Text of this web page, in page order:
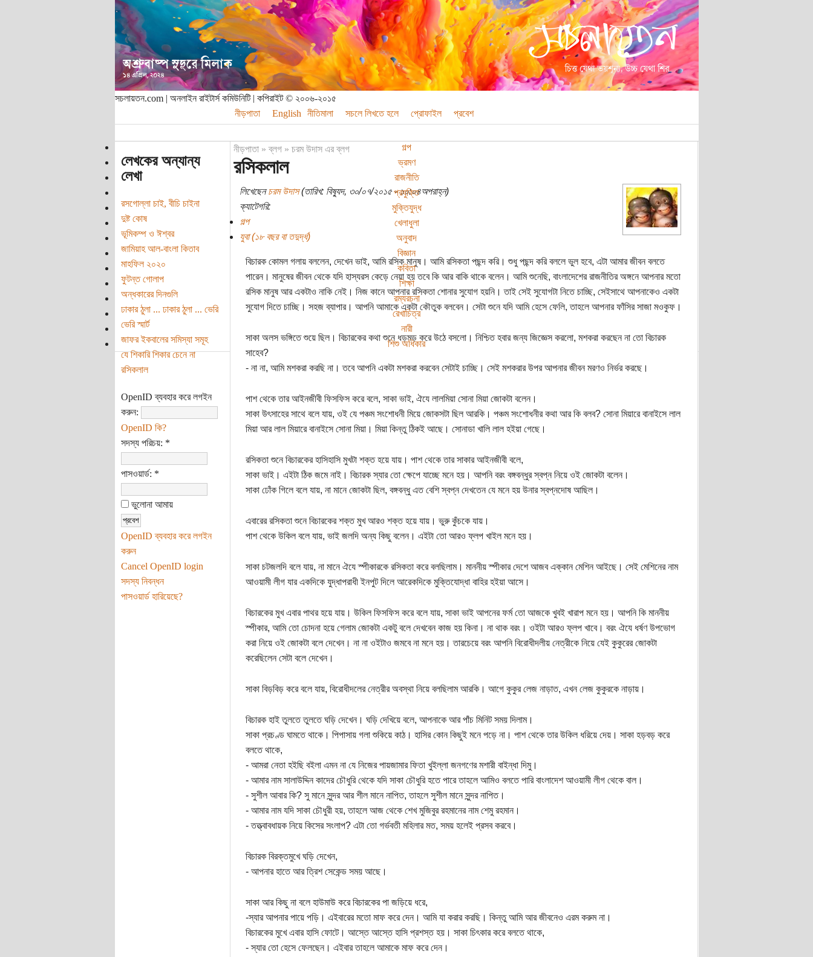
সচলায়তন.com | অনলাইন রাইটার্স কমিউনিটি | কপিরাইট © ২০০৬-২০১৫
নীড়পাতা
English নীতিমালা সচলে লিখতে হলে প্রোফাইল প্রবেশ
গল্প
ভ্রমণ
রাজনীতি
প্রযুক্তি
মুক্তিযুদ্ধ
খেলাধুলা
অনুবাদ
বিজ্ঞান
কবিতা
শিক্ষা
রম্যরচনা
রেখাচিত্র
নারী
শিশু অধিকার
লেখকের অন্যান্য
লেখা
রসগোল্লা চাই, বীচি চাইনা
দুষ্ট কোষ
ভূমিকম্প ও ঈশ্বর
জামিয়াহ আল-বাংলা কিতাব
মাহফিল ২০২০
ফুটন্ত গোলাপ
অন্ধকারের দিনগুলি
ঢাকার ঠুলা ... ঢাকার ঠুলা ... ভেরি
ভেরি স্মার্ট
জাফর ইকবালের সমিস্যা সমূহ
যে শিকারি শিকার চেনে না
রসিকলাল
OpenID ব্যবহার করে লগইন
করুন:
OpenID কি?
সদস্য পরিচয়: *
পাসওয়ার্ড: *
ভুলোনা আমায়
OpenID ব্যবহার করে লগইন
করুন
Cancel OpenID login
সদস্য নিবন্ধন
পাসওয়ার্ড হারিয়েছে?
নীড়পাতা»ব্লগ» চরম উদাস এর ব্লগ
রসিকলাল
লিখেছেনচরম উদাস(তারিখ: বিষ্যুদ, ৩০/০৭/২০১৫ - ১০:০৪অপরাহ্ন)
ক্যাটেগরি:
গল্প
যুবা (১৮ বছর বা তদুর্দ্ধ)
বিচারক কোমল গলায় বললেন, দেখেন ভাই, আমি রসিক মানুষ। আমি রসিকতা পছন্দ করি। শুধু পছন্দ করি বললে ভুল হবে, এটা আমার জীবন বলতে
পারেন। মানুষের জীবন থেকে যদি হাস্যরস কেড়ে নেয়া হয় তবে কি আর বাকি থাকে বলেন। আমি শুনেছি, বাংলাদেশের রাজনীতির অঙ্গনে আপনার মতো
রসিক মানুষ আর একটাও নাকি নেই। নিজ কানে আপনার রসিকতা শোনার সুযোগ হয়নি। তাই সেই সুযোগটা নিতে চাচ্ছি, সেইসাথে আপনাকেও একটা
সুযোগ দিতে চাচ্ছি। সহজ ব্যাপার। আপনি আমাকে একটা কৌতুক বলবেন। সেটা শুনে যদি আমি হেসে ফেলি, তাহলে আপনার ফাঁসির সাজা মওকুফ।
সাকা অলস ভঙ্গিতে শুয়ে ছিল। বিচারকের কথা শুনে ধড়মড় করে উঠে বসলো। নিশ্চিত হবার জন্য জিজ্ঞেস করলো, মশকরা করছেন না তো বিচারক
সাহেব?
- না না, আমি মশকরা করছি না। তবে আপনি একটা মশকরা করবেন সেটাই চাচ্ছি। সেই মশকরার উপর আপনার জীবন মরণও নির্ভর করছে।
পাশ থেকে তার আইনজীবী ফিসফিস করে বলে, সাকা ভাই, ঐযে লালমিয়া সোনা মিয়া জোকটা বলেন।
সাকা উৎসাহের সাথে বলে যায়, ওই যে পঞ্চম সংশোধনী মিয়ে জোকসটা ছিল আরকি। পঞ্চম সংশোধনীর কথা আর কি বলব? সোনা মিয়ারে বানাইসে লাল
মিয়া আর লাল মিয়ারে বানাইসে সোনা মিয়া। মিয়া কিন্তু ঠিকই আছে। সোনাডা খালি লাল হইয়া গেছে।
রসিকতা শুনে বিচারকের হাসিহাসি মুখটা শক্ত হয়ে যায়। পাশ থেকে তার সাকার আইনজীবী বলে,
সাকা ভাই। এইটা ঠিক জমে নাই। বিচারক স্যার তো ক্ষেপে যাচ্ছে মনে হয়। আপনি বরং বঙ্গবন্ধুর স্বপ্ন নিয়ে ওই জোকটা বলেন।
সাকা ঢোঁক গিলে বলে যায়, না মানে জোকটা ছিল, বঙ্গবন্ধু এত বেশি স্বপ্ন দেখতেন যে মনে হয় উনার স্বপ্নদোষ আছিল।
এবারের রসিকতা শুনে বিচারকের শক্ত মুখ আরও শক্ত হয়ে যায়। ভুরু কুঁচকে যায়।
পাশ থেকে উকিল বলে যায়, ভাই জলদি অন্য কিছু বলেন। এইটা তো আরও ফ্লপ খাইল মনে হয়।
সাকা চটজলদি বলে যায়, না মানে ঐযে স্পীকারকে রসিকতা করে বলছিলাম। মাননীয় স্পীকার দেশে আজব এক্কান মেশিন আইছে। সেই মেশিনের নাম
আওয়ামী লীগ যার একদিকে যুদ্ধাপরাধী ইনপুট দিলে আরেকদিকে মুক্তিযোদ্ধা বাহির হইয়া আসে।
বিচারকের মুখ এবার পাথর হয়ে যায়। উকিল ফিসফিস করে বলে যায়, সাকা ভাই আপনের ফর্ম তো আজকে খুবই খারাপ মনে হয়। আপনি কি মাননীয়
স্পীকার, আমি তো চোদনা হয়ে গেলাম জোকটা একটু বলে দেখবেন কাজ হয় কিনা। না থাক বরং। ওইটা আরও ফ্লপ খাবে। বরং ঐযে ধর্ষণ উপভোগ
করা নিয়ে ওই জোকটা বলে দেখেন। না না ওইটাও জমবে না মনে হয়। তারচেয়ে বরং আপনি বিরোধীদলীয় নেত্রীকে নিয়ে যেই কুকুরের জোকটা
করেছিলেন সেটা বলে দেখেন।
সাকা বিড়বিড় করে বলে যায়, বিরোধীদলের নেত্রীর অবস্থা নিয়ে বলছিলাম আরকি। আগে কুকুর লেজ নাড়াত, এখন লেজ কুকুরকে নাড়ায়।
বিচারক হাই তুলতে তুলতে ঘড়ি দেখেন। ঘড়ি দেখিয়ে বলে, আপনাকে আর পাঁচ মিনিট সময় দিলাম।
সাকা প্রচণ্ড ঘামতে থাকে। পিপাসায় গলা শুকিয়ে কাঠ। হাসির কোন কিছুই মনে পড়ে না। পাশ থেকে তার উকিল ধরিয়ে দেয়। সাকা হড়বড় করে
বলতে থাকে,
- আমরা নেতা হইছি বইলা এমন না যে নিজের পায়জামার ফিতা খুইল্লা জনগণের মশারী বাইন্ধা দিমু।
- আমার নাম সালাউদ্দিন কাদের চৌধুরি থেকে যদি সাকা চৌধুরি হতে পারে তাহলে আমিও বলতে পারি বাংলাদেশ আওয়ামী লীগ থেকে বাল।
- সুশীল আবার কি? সু মানে সুন্দর আর শীল মানে নাপিত, তাহলে সুশীল মানে সুন্দর নাপিত।
- আমার নাম যদি সাকা চৌধুরী হয়, তাহলে আজ থেকে শেখ মুজিবুর রহমানের নাম শেমু রহমান।
- তত্ত্বাবধায়ক নিয়ে কিসের সংলাপ? এটা তো গর্ভবতী মহিলার মত, সময় হলেই প্রসব করবে।
বিচারক বিরক্তমুখে ঘড়ি দেখেন,
- আপনার হাতে আর ত্রিশ সেকেন্ড সময় আছে।
সাকা আর কিছু না বলে হাউমাউ করে বিচারকের পা জড়িয়ে ধরে,
-স্যার আপনার পায়ে পড়ি। এইবারের মতো মাফ করে দেন। আমি যা করার করছি। কিন্তু আমি আর জীবনেও এরম করুম না।
বিচারকের মুখে এবার হাসি ফোটে। আস্তে আস্তে হাসি প্রশস্ত হয়। সাকা চিৎকার করে বলতে থাকে,
- স্যার তো হেসে ফেলছেন। এইবার তাহলে আমাকে মাফ করে দেন।